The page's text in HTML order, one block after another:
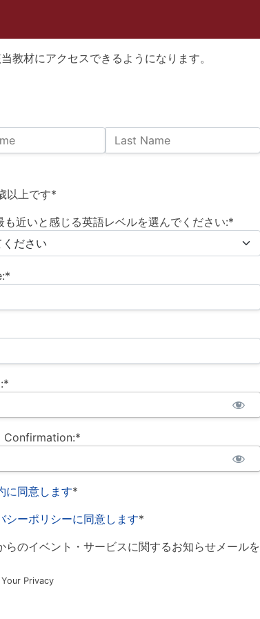
教材にアクセスできるようになります。
Last Name
以上です*
も近いと感じる英語レベルを選んでください:*
Confirmation:*
に同意します*
シーポリシーに同意します*
らのイベント・サービスに関するお知らせメールを
Privacy